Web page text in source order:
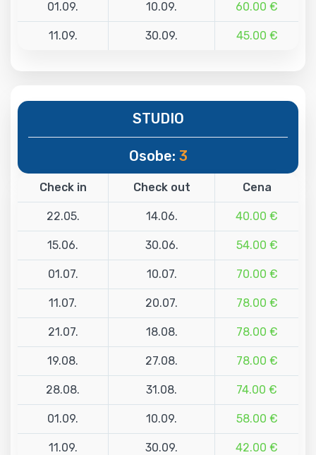
01.09. 10.09. 60.00 €
11.09. 30.09. 45.00 €
STUDIO
Osobe: 3
Check in Check out Cena
22.05. 14.06. 40.00 €
15.06. 30.06. 54.00 €
01.07. 10.07. 70.00 €
11.07. 20.07. 78.00 €
21.07. 18.08. 78.00 €
19.08. 27.08. 78.00 €
28.08. 31.08. 74.00 €
01.09. 10.09. 58.00 €
11.09. 30.09. 42.00 €